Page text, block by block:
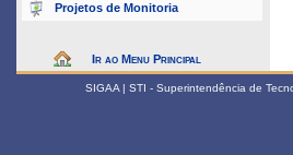
Projetos de Monitoria
Ir ao Menu Principal
SIGAA | STI - Superintendência de